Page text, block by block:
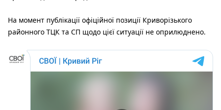
На момент публікації офіційної позиції Криворізького
районного ТЦК та СП щодо цієї ситуації не оприлюднено.